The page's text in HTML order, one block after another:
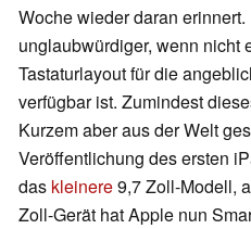
Woche wieder daran
unglaubwürdiger, wenn nicht
Tastaturlayout für die
verfügbar ist. Zumindest
Kurzem aber aus der Welt
Veröffentlichung des ersten
das kleinere9,7 Zoll-Modell,
Zoll-Gerät hat Apple nun